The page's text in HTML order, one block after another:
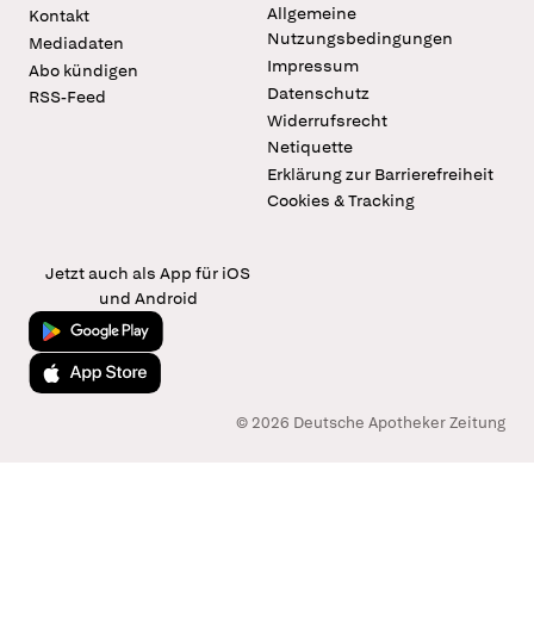
Kontakt
Mediadaten
Abo kündigen
RSS-Feed
Allgemeine
Nutzungsbedingungen
Impressum
Datenschutz
Widerrufsrecht
Netiquette
Erklärung zur Barrierefreiheit
Cookies & Tracking
Jetzt auch als App für iOS
und Android
Jetzt bei Google Play
Laden im App Store
© 2026 Deutsche Apotheker Zeitung